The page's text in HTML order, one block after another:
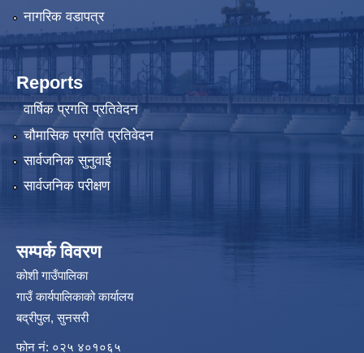
नागरिक वडापत्र
Reports
वार्षिक प्रगति प्रतिवेदन
चौमासिक प्रगति प्रतिवेदन
सार्वजनिक सुनुवाई
सार्वजनिक परीक्षण
सम्पर्क विवरण
कोशी गाउँपालिका
गाउँ कार्यपालिकाको कार्यालय
बद्रीपुल, सुनसरी
फोन नं: ०२५ ४०१०६५